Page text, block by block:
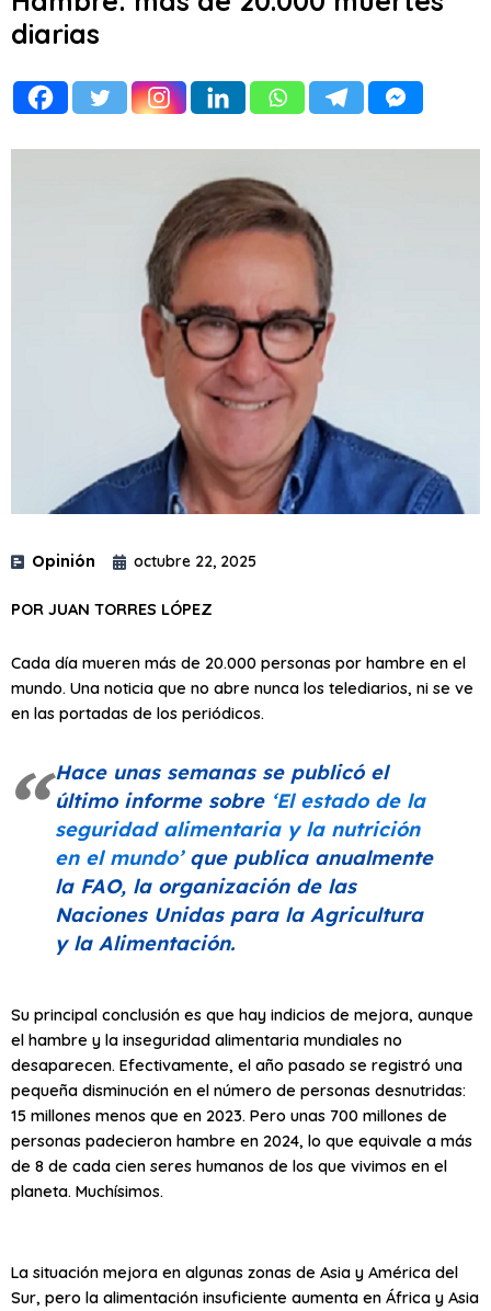
diarias
Opinión octubre 22, 2025
POR JUAN TORRES LÓPEZ
Cada día mueren más de 20.000 personas por hambre en el
mundo. Una noticia que no abre nunca los telediarios, ni se ve
en las portadas de los periódicos.
Hace unas semanas se publicó el
último informe sobre ‘El estado de la
seguridad alimentaria y la nutrición
en el mundo’que publica anualmente
la FAO, la organización de las
Naciones Unidas para la Agricultura
y la Alimentación.
Su principal conclusión es que hay indicios de mejora, aunque
el hambre y la inseguridad alimentaria mundiales no
desaparecen. Efectivamente, el año pasado se registró una
pequeña disminución en el número de personas desnutridas:
15 millones menos que en 2023. Pero unas 700 millones de
personas padecieron hambre en 2024, lo que equivale a más
de 8 de cada cien seres humanos de los que vivimos en el
planeta. Muchísimos.
La situación mejora en algunas zonas de Asia y América del
Sur, pero la alimentación insuficiente aumenta en África y Asia